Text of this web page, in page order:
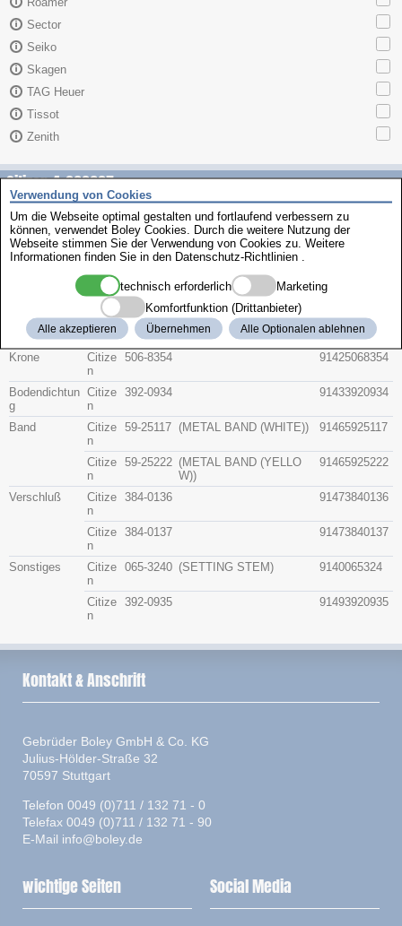
Sector
Seiko
Skagen
TAG Heuer
Tissot
Zenith
Citizen 4-262697
Gruppe HerstellerTeile-Nr. Beschreibung Artikel-Nr.
Citize
n
54-81153
J
(SILVER FRAME WITH O 91415481153
Citize
n
54-81154
J
(GOLD FRAME WITH OC
T
91415481154
J
Krone
Citize
n
506-8354 91425068354
Bodendichtun
g
Citize
n
392-0934 91433920934
Band
Citize
n
59-25117 (METAL BAND (WHITE)) 91465925117
Citize
n
59-25222 (METAL BAND (YELLO
W))
91465925222
Verschluß
Citize
n
384-0136 91473840136
Citize
n
384-0137 91473840137
Sonstiges
Citize
n
065-3240 (SETTING STEM) 9140065324
Citize
n
392-0935 91493920935
Verwendung von Cookies
Um die Webseite optimal gestalten und fortlaufend verbessern zu
können, verwendet Boley Cookies. Durch die weitere Nutzung der
Webseite stimmen Sie der Verwendung von Cookies zu. Weitere
Informationen finden Sie in den Datenschutz-Richtlinien
technisch erforderlich
Marketing
Komfortfunktion (Drittanbieter)
Alle akzeptieren Übernehmen Alle Optionalen ablehnen
Kontakt & Anschrift
Gebrüder Boley GmbH & Co. KG
Julius-Hölder-Straße 32
70597 Stuttgart
Telefon 0049 (0)711 / 132 71 - 0
Telefax 0049 (0)711 / 132 71 - 90
E-Mail info@boley.de
wichtige Seiten Social Media